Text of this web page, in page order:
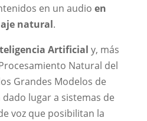
en un audio en
natural.
Artificial y, más
Natural del
Grandes Modelos de
dado lugar a sistemas de
voz que posibilitan la